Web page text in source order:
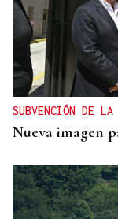
SUBVENCIÓN DE LA
Nueva imagen